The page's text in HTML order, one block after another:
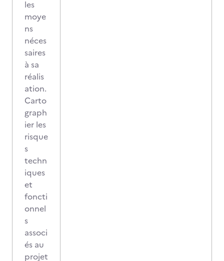
les
moye
ns
néces
saires
à sa
réalis
ation.
Carto
graph
ier les
risque
s
techn
iques
et
foncti
onnel
s
associ
és au
projet